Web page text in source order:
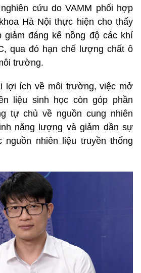
cứu do VAMM phối hợp
Hà Nội thực hiện cho thấy
giảm đáng kể nồng độ các khí
qua đó hạn chế lượng chất ô
trường.
lợi ích về môi trường, việc mở
liệu sinh học còn góp phần
tự chủ về nguồn cung nhiên
năng lượng và giảm dần sự
nguồn nhiên liệu truyền thống